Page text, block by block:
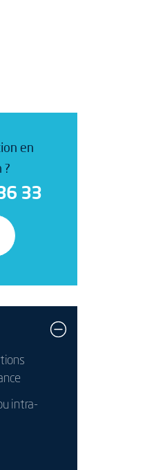
en
?
33
intra-